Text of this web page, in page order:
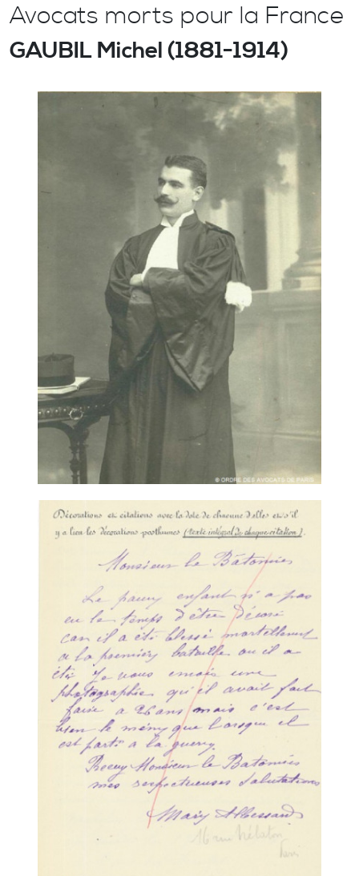
Avocats morts pour la France
GAUBIL Michel (1881-1914)